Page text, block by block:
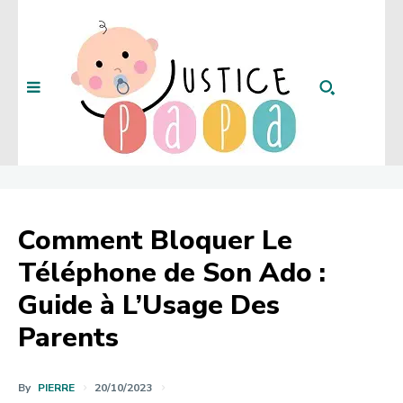
Comment Bloquer Le
Téléphone de Son Ado :
Guide à L’Usage Des
Parents
By PIERRE 20/10/2023